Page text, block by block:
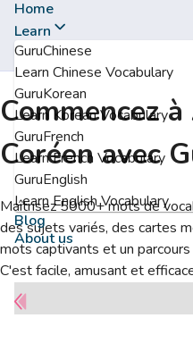
Home
Learn
GuruChinese
Learn Chinese Vocabulary
GuruKorean
Learn Korean Vocabulary
GuruFrench
Learn French Vocabulary
GuruEnglish
Learn English Vocabulary
Blog
About us
Commencez
Coréen avec
Maîtrisez 5000+ mots de
des sujets variés, des cartes
mots captivants et un
C'est facile, amusant et